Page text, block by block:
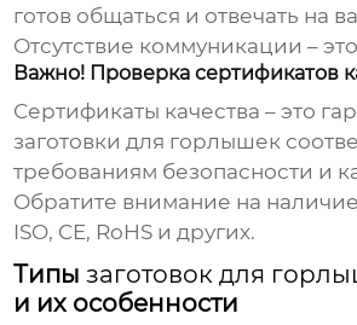
готов общаться и отвечать на
Отсутствие коммуникации –
Важно! Проверка сертификатов
Сертификаты качества – это
заготовки для горлышек
требованиям безопасности и
Обратите внимание на
ISO, CE, RoHS и других.
Типызаготовок для
и их особенности